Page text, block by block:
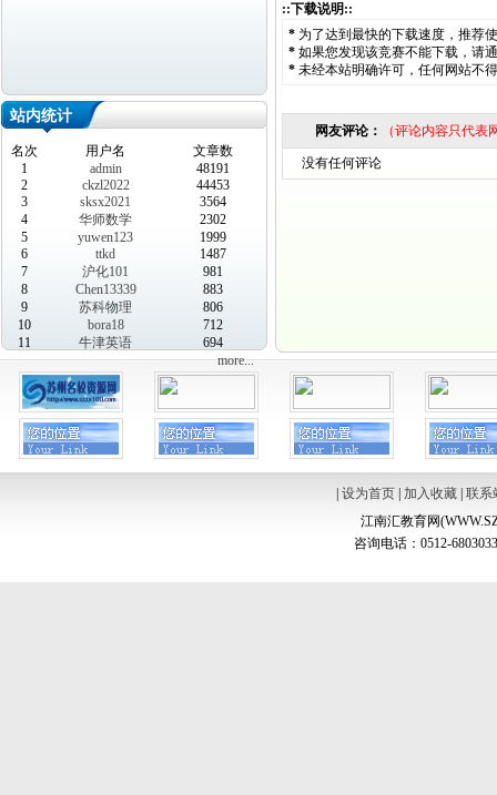
站内统计
名次 用户名
文章数
1
admin
48191
2
ckzl2022
44453
3
sksx2021
3564
4
华师数学
2302
5
yuwen123
1999
6
ttkd
1487
7
沪化101
981
8
Chen13339
883
9
苏科物理
806
10
bora18
712
11
牛津英语
694
more...
::下载说明::
* 为了达到最快的下载速度，推荐
* 如果您发现该竞赛不能下载，请
* 未经本站明确许可，任何网站不
网友评论： （评论内容只代
没有任何评论
设为首页| 加入收藏| 联系
江南汇教育网
咨询电话：0512-